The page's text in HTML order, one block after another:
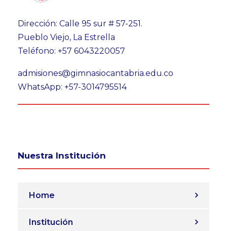
Dirección: Calle 95 sur # 57-251.
Pueblo Viejo, La Estrella
Teléfono: +57 6043220057
admisiones@gimnasiocantabria.edu.co
WhatsApp: +57-3014795514
Nuestra Institución
Home
Institución